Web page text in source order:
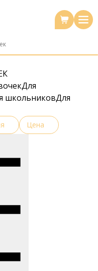
Для
школьниковДля
Цена